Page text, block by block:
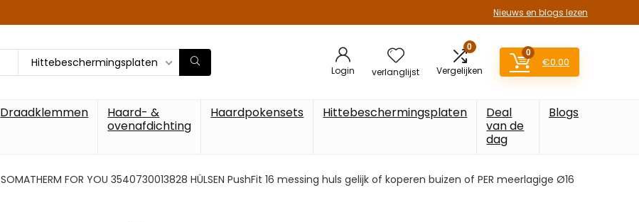
Nieuws en blogs lezen
Hittebeschermingsplaten
Login verlanglijst
0
Vergelijken
0
€0.00
Draadklemmen
Haard- &
ovenafdichting
Haardpokensets Hittebeschermingsplaten
Deal
van de
dag
Blogs
SOMATHERM FOR YOU 3540730013828 HÜLSEN PushFit 16 messing huls gelijk of koperen buizen of PER meerlagige Ø16